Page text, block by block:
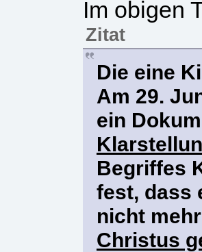
Im obigen
Zitat
Die eine
Am 29.
ein
Begriffes
fest, dass
nicht
Christus